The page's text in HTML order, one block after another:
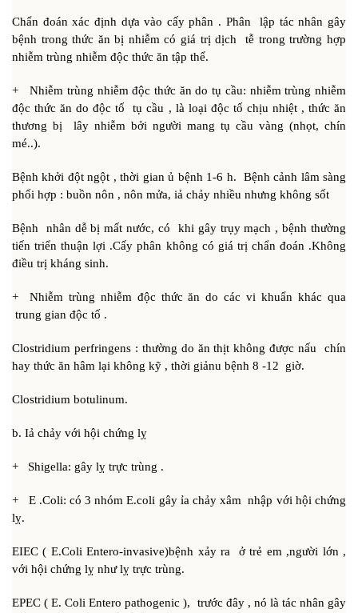
Chẩn đoán xác định dựa vào cấy phân . Phân lập tác nhân gây
bệnh trong thức ăn bị nhiễm có giá trị dịch tễ trong trường hợp
nhiễm trùng nhiễm độc thức ăn tập thể.
+ Nhiễm trùng nhiễm độc thức ăn do tụ cầu: nhiễm trùng nhiễm
độc thức ăn do độc tố tụ cầu , là loại độc tố chịu nhiệt , thức ăn
thương bị lây nhiễm bởi người mang tụ cầu vàng (nhọt, chín
mé..).
Bệnh khởi đột ngột , thời gian ủ bệnh 1-6 h. Bệnh cảnh lâm sàng
phối hợp : buồn nôn , nôn mửa, iả chảy nhiều nhưng không sốt
Bệnh nhân dễ bị mất nước, có khi gây trụy mạch , bệnh thường
tiến triển thuận lợi .Cấy phân không có giá trị chẩn đoán .Không
điều trị kháng sinh.
+ Nhiễm trùng nhiễm độc thức ăn do các vi khuẩn khác qua
trung gian độc tố .
Clostridium perfringens : thường do ăn thịt không được nấu chín
hay thức ăn hâm lại không kỹ , thời giảnu bệnh 8 -12 giờ.
Clostridium botulinum.
b. Iả chảy với hội chứng lỵ
+ Shigella: gây lỵ trực trùng .
+ E .Coli: có 3 nhóm E.coli gây ỉa chảy xâm nhập với hội chứng
lỵ.
EIEC ( E.Coli Entero-invasive)bệnh xảy ra ở trẻ em ,người lớn ,
với hội chứng lỵ như lỵ trực trùng.
EPEC ( E. Coli Entero pathogenic ), trước đây , nó là tác nhân gây